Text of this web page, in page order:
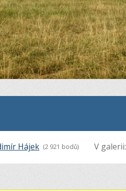
Hájek (2 921 bodů) V galerii: